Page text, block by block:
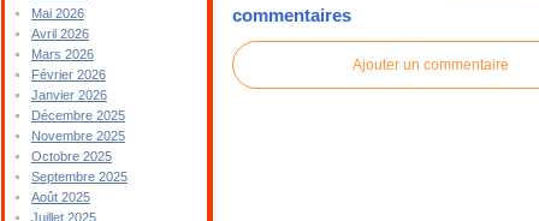
Mai 2026
Avril 2026
Mars 2026
Février 2026
Janvier 2026
Décembre 2025
Novembre 2025
Octobre 2025
Septembre 2025
Août 2025
Juillet 2025
commentaires
Ajouter un commentaire